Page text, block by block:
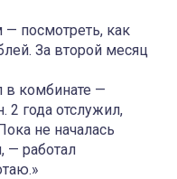
— посмотреть, как
За второй месяц
в комбинате —
2 года отслужил,
не началась
— работал